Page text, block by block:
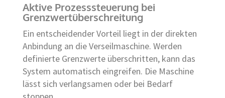
Aktive Prozesssteuerung bei
Grenzwertüberschreitung
Ein entscheidender Vorteil liegt in der direkten
Anbindung an die Verseilmaschine. Werden
definierte Grenzwerte überschritten, kann das
System automatisch eingreifen. Die Maschine
lässt sich verlangsamen oder bei Bedarf